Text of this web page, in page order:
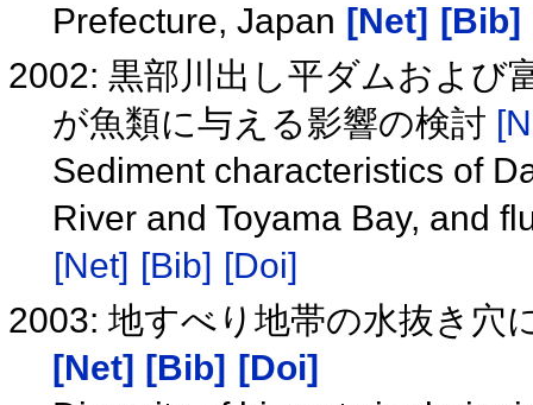
Prefecture, Japan [Net] [Bib]
2002: 黒部川出し平ダムおよび
が魚類に与える影響の検討
Sediment characteristics of
River and Toyama Bay, and
[Net] [Bib] [Doi]
2003: 地すべり地帯の水抜き穴
[Net] [Bib]
[Doi]